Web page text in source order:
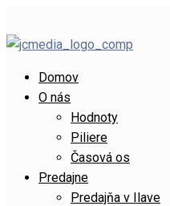
Domov
O nás
Hodnoty
Piliere
Časová os
Predajne
Predajňa v Ilave